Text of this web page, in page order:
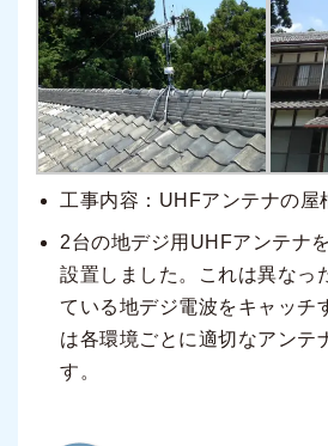
工事内容：UHFアンテナの屋
2台の地デジ用UHFアンテナ
設置しました。これは異なっ
ている地デジ電波をキャッチ
は各環境ごとに適切なアンテ
す。